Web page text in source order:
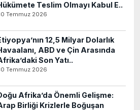
Teslim Olmayı Kabul E..
Temmuz 2026
12,5 Milyar Dolarlık
ABD ve Çin Arasında
Son Yatı..
Temmuz 2026
Afrika’da Önemli Gelişme:
Birliği Krizlerle Boğuşan